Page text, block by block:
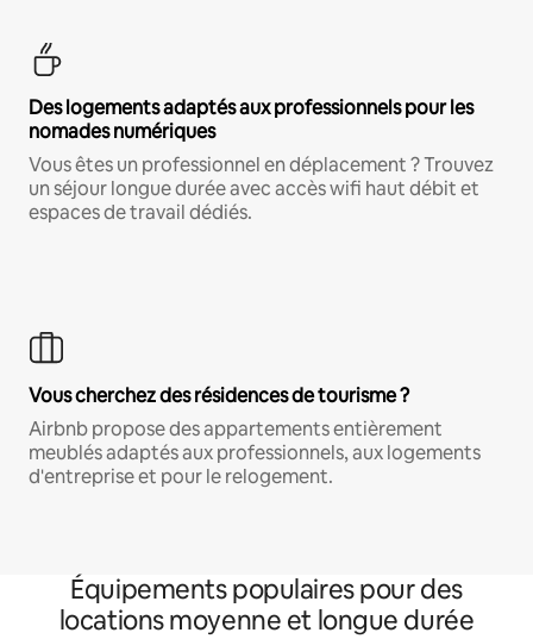
Des logements adaptés aux professionnels pour les
nomades numériques
Vous êtes un professionnel en déplacement ? Trouvez
un séjour longue durée avec accès wifi haut débit et
espaces de travail dédiés.
Vous cherchez des résidences de tourisme ?
Airbnb propose des appartements entièrement
meublés adaptés aux professionnels, aux logements
d'entreprise et pour le relogement.
Équipements populaires pour des
locations moyenne et longue durée